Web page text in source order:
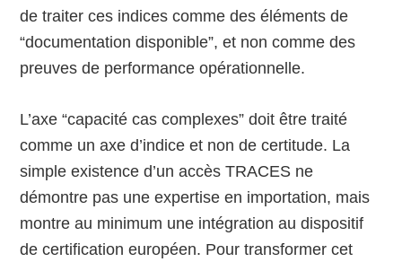
de traiter ces indices comme des éléments de
“documentation disponible”, et non comme des
preuves de performance opérationnelle.
L’axe “capacité cas complexes” doit être traité
comme un axe d’indice et non de certitude. La
simple existence d’un accès TRACES ne
démontre pas une expertise en importation, mais
montre au minimum une intégration au dispositif
de certification européen. Pour transformer cet